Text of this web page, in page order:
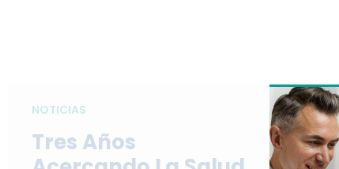
NOTICIAS
Tres Años